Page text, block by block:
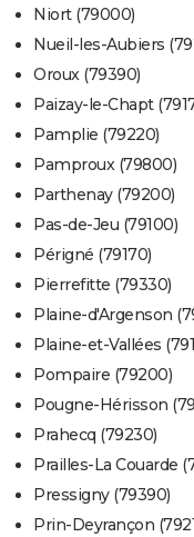
Niort (79000)
Nueil-les-Aubiers
Oroux (79390)
Paizay-le-Chapt
Pamplie (79220)
Pamproux (79800)
Parthenay (79200)
Pas-de-Jeu (79100)
Périgné (79170)
Pierrefitte (79330)
Plaine-d'Argenson
Plaine-et-Vallées
Pompaire (79200)
Pougne-Hérisson
Prahecq (79230)
Prailles-La Couarde
Pressigny (79390)
Prin-Deyrançon